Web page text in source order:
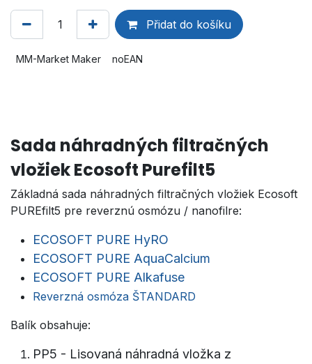
Přidat do košíku
MM-Market Maker noEAN
Sada náhradných filtračných
vložiek Ecosoft Purefilt5
Základná sada náhradných filtračných vložiek Ecosoft
PUREfilt5 pre reverznú osmózu / nanofilre:
ECOSOFT PURE HyRO
ECOSOFT PURE AquaCalcium
ECOSOFT PURE Alkafuse
Reverzná osmóza ŠTANDARD
Balík obsahuje:
PP5 - Lisovaná náhradná vložka z